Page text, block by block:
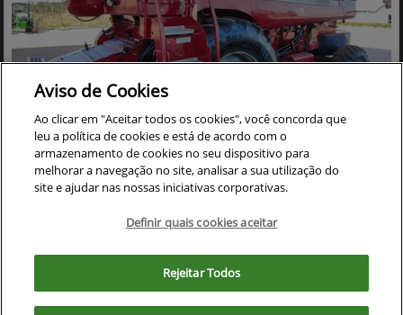
Co
mp
arti
lhe
CASE
COLHEITADEIRA CASE 2388 ANO 2005 ACOMPANHA
PLATAFORMA DE CORTE 30 PES CARACOL
Cristalina - Goiás
Ver Mais 17 lojas
R$ 390.000,00
0 km 2005/2005
. Ao seguir com a navegação e visita você
concorda com nossas políticas.
Aviso de Cookies
Ao clicar em "Aceitar todos os cookies", você concorda que
leu a política de cookies e está de acordo com o
armazenamento de cookies no seu dispositivo para
melhorar a navegação no site, analisar a sua utilização do
site e ajudar nas nossas iniciativas corporativas.
Definir quais cookies aceitar
Rejeitar Todos